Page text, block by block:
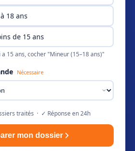
18 ans
de 15 ans
15 ans, cocher "Mineur (15–18 ans)"
Nécessaire
traités · ✓ Réponse en 24h
mon dossier